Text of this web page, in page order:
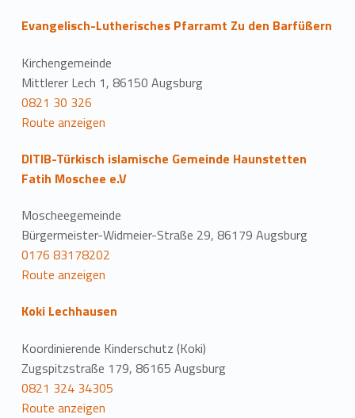
Evangelisch-Lutherisches Pfarramt Zu den Barfüßern
Kirchengemeinde
Mittlerer Lech 1, 86150 Augsburg
0821 30 326
Route anzeigen
DITIB-Türkisch islamische Gemeinde Haunstetten
Fatih Moschee e.V
Moscheegemeinde
Bürgermeister-Widmeier-Straße 29, 86179 Augsburg
0176 83178202
Route anzeigen
Koki Lechhausen
Koordinierende Kinderschutz (Koki)
Zugspitzstraße 179, 86165 Augsburg
0821 324 34305
Route anzeigen